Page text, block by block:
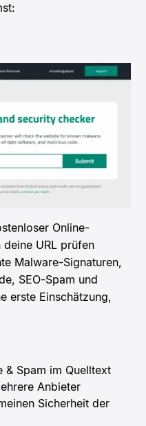
Online-
URL prüfen
Malware-Signaturen,
SEO-Spam und
erste Einschätzung,
& Spam im Quelltext
Anbieter
Sicherheit der